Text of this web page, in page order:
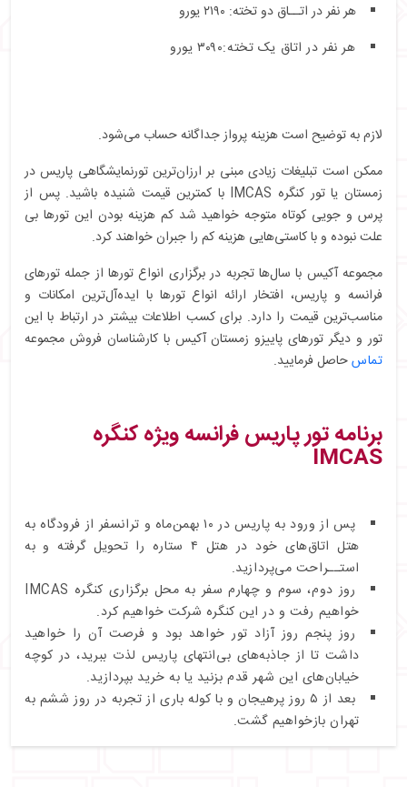
هر نفر در اتــاق دو تخته: ۲۱۹۰ یورو
هر نفر در اتاق یک تخته:۳۰۹۰ یورو
لازم به توضیح است هزینه پرواز جداگانه حساب می‌شود.
ممکن است تبلیغات زیادی مبنی بر ارزان‌ترین تورنمایشگاهی پاریس در
زمستان یا تور کنگره IMCAS با کمترین قیمت شنیده باشید. پس از
پرس و جویی کوتاه متوجه خواهید شد کم هزینه بودن این تورها بی
علت نبوده و با کاستی‌هایی هزینه کم را جبران خواهند کرد.
مجموعه آکیس با سال‌ها تجربه در برگزاری انواع تورها از جمله تورهای
فرانسه و پاریس، افتخار ارائه انواع تورها با ایده‌آل‌ترین امکانات و
مناسب‌ترین قیمت را دارد. برای کسب اطلاعات بیشتر در ارتباط با این
تور و دیگر تورهای پاییزو زمستان آکیس با کارشناسان فروش مجموعه
تماسحاصل فرمایید.
برنامه تور پاریس فرانسه ویژه کنگره
IMCAS
پس از ورود به پاریس در ۱۰ بهمن‌ماه و ترانسفر از فرودگاه به
هتل اتاق‌های خود در هتل ۴ ستاره را تحویل گرفته و به
استــراحت می‌پردازید.
روز دوم، سوم و چهارم سفر به محل برگزاری کنگره IMCAS
خواهیم رفت و در این کنگره شرکت خواهیم کرد.
روز پنجم روز آزاد تور خواهد بود و فرصت آن را خواهید
داشت تا از جاذبه‌های بی‌انتهای پاریس لذت ببرید، در کوچه
خیابان‌های این شهر قدم بزنید یا به خرید بپردازید.
بعد از ۵ روز پرهیجان و با کوله باری از تجربه در روز ششم به
تهران بازخواهیم گشت.